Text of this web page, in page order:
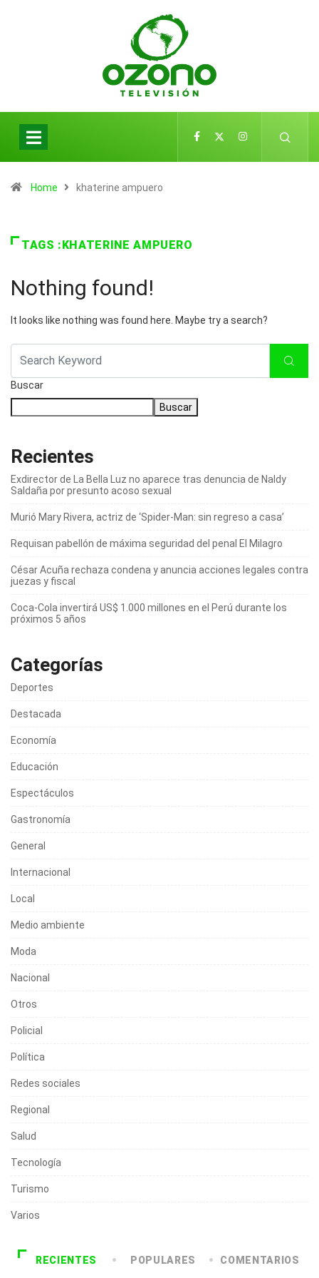
Home khaterine ampuero
TAGS :KHATERINE AMPUERO
Nothing found!
It looks like nothing was found here. Maybe try a search?
Buscar
Buscar
Recientes
Exdirector de La Bella Luz no aparece tras denuncia de Naldy
Saldaña por presunto acoso sexual
Murió Mary Rivera, actriz de ‘Spider-Man: sin regreso a casa’
Requisan pabellón de máxima seguridad del penal El Milagro
César Acuña rechaza condena y anuncia acciones legales contra
juezas y fiscal
Coca-Cola invertirá US$ 1.000 millones en el Perú durante los
próximos 5 años
Categorías
Deportes
Destacada
Economía
Educación
Espectáculos
Gastronomía
General
Internacional
Local
Medio ambiente
Moda
Nacional
Otros
Policial
Política
Redes sociales
Regional
Salud
Tecnología
Turismo
Varios
RECIENTES POPULARES COMENTARIOS